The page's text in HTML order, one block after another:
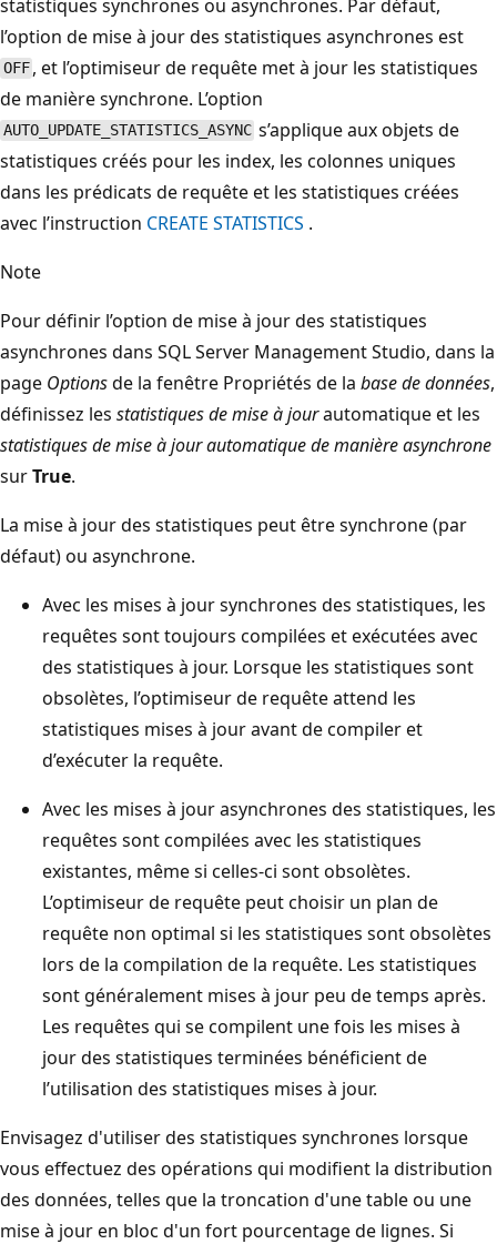
statistiques synchrones ou asynchrones. Par défaut,
l’option de mise à jour des statistiques asynchrones est
OFF , et l’optimiseur de requête met à jour les statistiques
de manière synchrone. L’option
AUTO_UPDATE_STATISTICS_ASYNC s’applique aux objets de
statistiques créés pour les index, les colonnes uniques
dans les prédicats de requête et les statistiques créées
avec l’instruction CREATE STATISTICS .
Note
Pour définir l’option de mise à jour des statistiques
asynchrones dans SQL Server Management Studio, dans la
page Optionsde la fenêtre Propriétés de la base de données,
définissez les statistiques de mise à jourautomatique et les
statistiques de mise à jour automatique de manière asynchrone
surTrue.
La mise à jour des statistiques peut être synchrone (par
défaut) ou asynchrone.
Avec les mises à jour synchrones des statistiques, les
requêtes sont toujours compilées et exécutées avec
des statistiques à jour. Lorsque les statistiques sont
obsolètes, l’optimiseur de requête attend les
statistiques mises à jour avant de compiler et
d’exécuter la requête.
Avec les mises à jour asynchrones des statistiques, les
requêtes sont compilées avec les statistiques
existantes, même si celles-ci sont obsolètes.
L’optimiseur de requête peut choisir un plan de
requête non optimal si les statistiques sont obsolètes
lors de la compilation de la requête. Les statistiques
sont généralement mises à jour peu de temps après.
Les requêtes qui se compilent une fois les mises à
jour des statistiques terminées bénéficient de
l’utilisation des statistiques mises à jour.
Envisagez d'utiliser des statistiques synchrones lorsque
vous effectuez des opérations qui modifient la distribution
des données, telles que la troncation d'une table ou une
mise à jour en bloc d'un fort pourcentage de lignes. Si